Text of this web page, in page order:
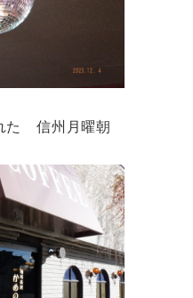
た 信州月曜朝